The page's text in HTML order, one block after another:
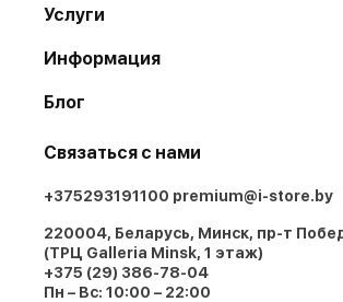
Услуги
Информация
Блог
Связаться с нами
+375293191100 premium@i-store.by
220004, Беларусь, Минск, пр-т
(ТРЦ Galleria Minsk, 1 этаж)
+375 (29) 386-78-04
Пн – Вс: 10:00 – 22:00